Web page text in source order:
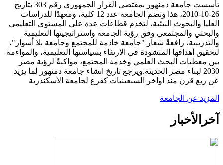
تأسست جامعة دمنهور بمقتضى القرار الجمهوري رقم 303 بتاريخ
26-10-2010، هذا وتضم الجامعة عدد 12 كلية، ومعهدًا للدراسات
العليا والبحوث البيئية، لتخدم قطاعات عدة على المستوي التعليمي
والبحثي والمجتمعي وفق رؤية الجامعة واستراتيجيتها التعليمية
والتدريبية، رافعةً شعار "جامعة خادمة للمجتمع وجامعة بلا أسوار"،
لتحقيق أهدافها المنشودة في الارتقاء بسياستها التعليمية، والمواءمة
بين معطيات البحث العلمي وخدمة المجتمع، مواكبةً لرؤية مصر
2030 لبناء مصر الحديثة.ويرجع تاريخ انشاء جامعة دمنهور لما يزيد
عن ربع قرن منذ اواخر السبعينيات كفرع لجامعة الأسكندرية
المزيد عن الجامعة
آخر الأخبار